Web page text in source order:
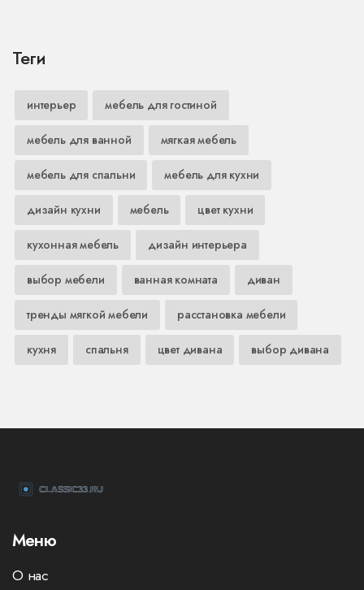
Теги
интерьер мебель для гостиной
мебель для ванной мягкая мебель
мебель для спальни мебель для кухни
дизайн кухни мебель цвет кухни
кухонная мебель дизайн интерьера
выбор мебели ванная комната диван
тренды мягкой мебели расстановка мебели
кухня спальня цвет дивана выбор дивана
Меню
О нас